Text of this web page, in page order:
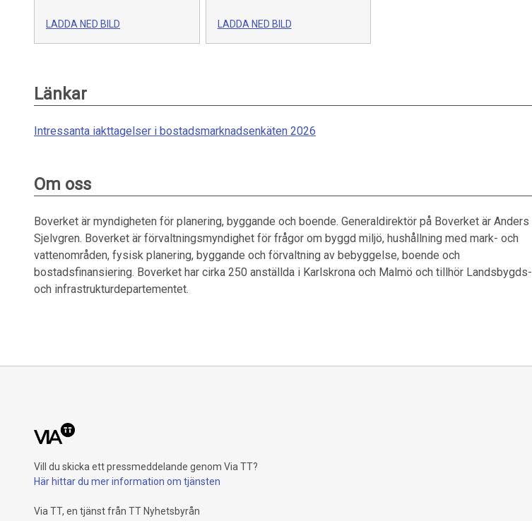
LADDA NED BILD LADDA NED BILD
Länkar
Intressanta iakttagelser i bostadsmarknadsenkäten 2026
Om oss
Boverket är myndigheten för planering, byggande och boende. Generaldirektör på Boverket är Anders
Sjelvgren. Boverket är förvaltningsmyndighet för frågor om byggd miljö, hushållning med mark- och
vattenområden, fysisk planering, byggande och förvaltning av bebyggelse, boende och
bostadsfinansiering. Boverket har cirka 250 anställda i Karlskrona och Malmö och tillhör Landsbygds-
och infrastrukturdepartementet.
Vill du skicka ett pressmeddelande genom Via TT?
Här hittar du mer information om tjänsten
Via TT, en tjänst från TT Nyhetsbyrån